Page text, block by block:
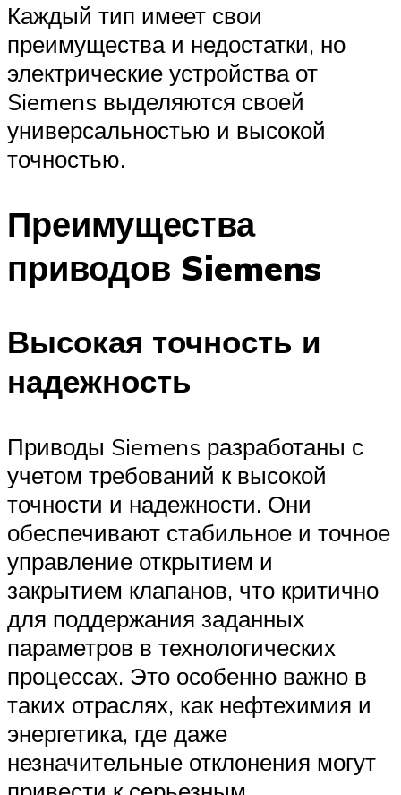
Каждый тип имеет свои
преимущества и недостатки, но
электрические устройства от
Siemens выделяются своей
универсальностью и высокой
точностью.
Преимущества
приводов Siemens
Высокая точность и
надежность
Приводы Siemens разработаны с
учетом требований к высокой
точности и надежности. Они
обеспечивают стабильное и точное
управление открытием и
закрытием клапанов, что критично
для поддержания заданных
параметров в технологических
процессах. Это особенно важно в
таких отраслях, как нефтехимия и
энергетика, где даже
незначительные отклонения могут